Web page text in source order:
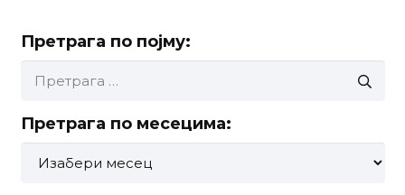
Претрага по појму:
за:
Претрага по месецима: